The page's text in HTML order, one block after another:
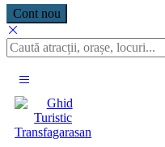
Cont nou